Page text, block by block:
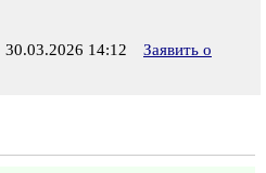
30.03.2026 14:12
Заявить о